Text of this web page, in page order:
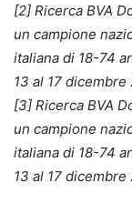
[2] Ricerca BVA
un campione
italiana di 18-74
13 al 17 dicembre
[3] Ricerca BVA
un campione
italiana di 18-74
13 al 17 dicembre